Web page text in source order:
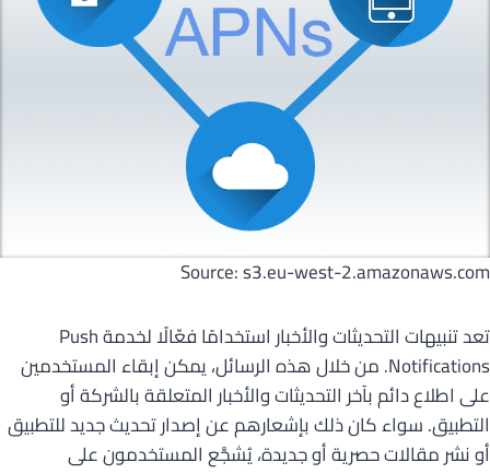
Source: s3.eu-west-2.amazonaws.com
تعد تنبيهات التحديثات والأخبار استخدامًا فعّالًا لخدمة Push
Notifications. من خلال هذه الرسائل، يمكن إبقاء المستخدمين
على اطلاع دائم بآخر التحديثات والأخبار المتعلقة بالشركة أو
التطبيق. سواء كان ذلك بإشعارهم عن إصدار تحديث جديد للتطبيق
أو نشر مقالات حصرية أو جديدة، يُشجَّع المستخدمون على